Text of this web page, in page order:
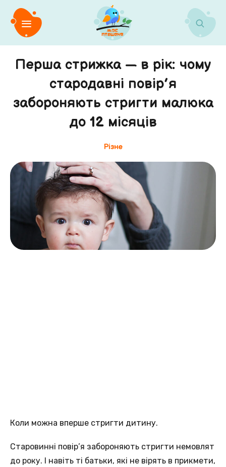
Перша стрижка — в рік: чому
стародавні повір’я
забороняють стригти малюка
до 12 місяців
Різне
Коли можна вперше стригти дитину.
Старовинні повір’я забороняють стригти немовлят
до року. І навіть ті батьки, які не вірять в прикмети,